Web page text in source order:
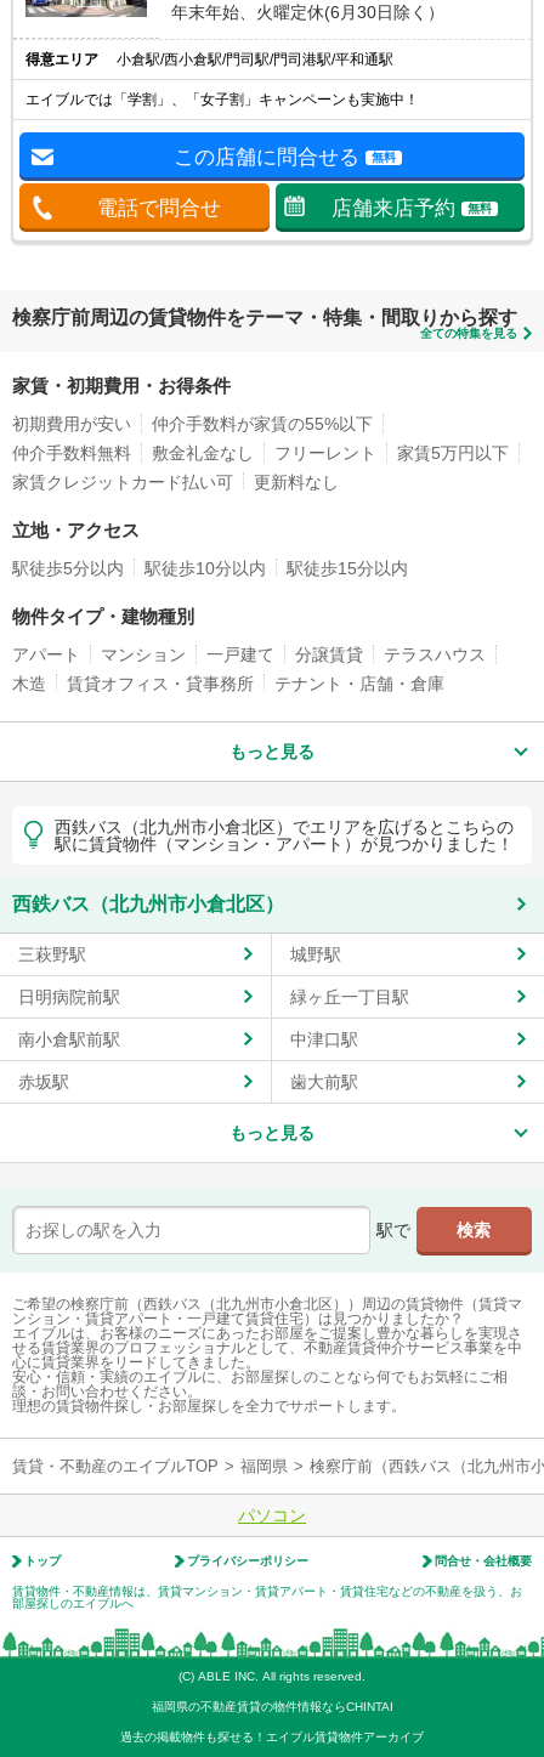
年末年始、火曜定休(6月30日除く）
得意エリア 小倉駅/西小倉駅/門司駅/門司港駅/平和通駅
エイブルでは「学割」、「女子割」キャンペーンも実施中！
この店舗に問合せる 無料
電話で問合せ 店舗来店予約 無料
検察庁前周辺の賃貸物件をテーマ・特集・間取りから探す
全ての特集を見る
家賃・初期費用・お得条件
初期費用が安い
仲介手数料が家賃の55%以下
仲介手数料無料
敷金礼金なし フリーレント
家賃5万円以下
家賃クレジットカード払い可
更新料なし
立地・アクセス
駅徒歩5分以内 駅徒歩10分以内 駅徒歩15分以内
物件タイプ・建物種別
アパート マンション 一戸建て 分譲賃貸
テラスハウス
木造
賃貸オフィス・貸事務所 テナント・店舗・倉庫
もっと見る
西鉄バス（北九州市小倉北区）でエリアを広げるとこちらの
駅に賃貸物件（マンション・アパート）が見つかりました！
西鉄バス（北九州市小倉北区）
三萩野駅 城野駅
日明病院前駅 緑ヶ丘一丁目駅
南小倉駅前駅 中津口駅
赤坂駅 歯大前駅
もっと見る
駅で
ご希望の検察庁前（西鉄バス（北九州市小倉北区））周辺の賃貸物件（賃貸マ
ンション・賃貸アパート・一戸建て賃貸住宅）は見つかりましたか？
エイブルは、お客様のニーズにあったお部屋をご提案し豊かな暮らしを実現さ
せる賃貸業界のプロフェッショナルとして、不動産賃貸仲介サービス事業を中
心に賃貸業界をリードしてきました。
安心・信頼・実績のエイブルに、お部屋探しのことなら何でもお気軽にご相
談・お問い合わせください。
理想の賃貸物件探し・お部屋探しを全力でサポートします。
賃貸・不動産のエイブルTOP > 福岡県 > 検察庁前（西鉄バス（北九州市
パソコン
トップ プライバシーポリシー 問合せ・会社概要
賃貸物件・不動産情報は、賃貸マンション・賃貸アパート・賃貸住宅などの不動産を扱う、お
部屋探しのエイブルへ
(C) ABLE INC. All rights reserved.
福岡県の不動産賃貸の物件情報ならCHINTAI
過去の掲載物件も探せる！エイブル賃貸物件アーカイブ